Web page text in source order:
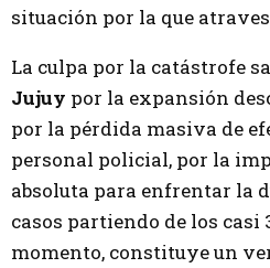
situación por la que
La culpa por la catástrofe
Jujuy por la expansión
por la pérdida masiva de
personal policial, por la
absoluta para enfrentar la
casos partiendo de los casi
momento, constituye un